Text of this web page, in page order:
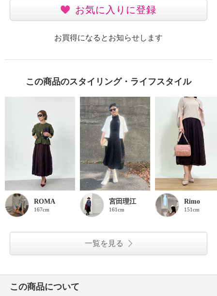
お気に入りに登録
お買得になるとお知らせします
この商品のスタイリング・ライフスタイル
ROMA
167cm
宮田理江
161cm
Rimo
151cm
一覧を見る
この商品について